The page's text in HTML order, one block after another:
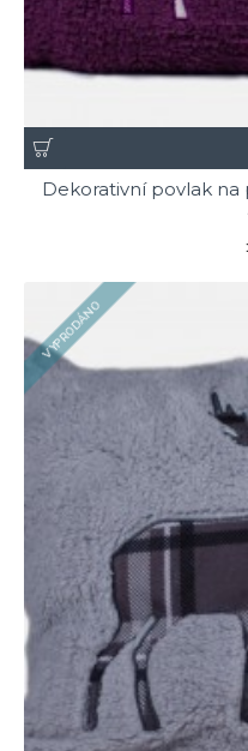
Dekorativní povlak na
VYPRODÁNO